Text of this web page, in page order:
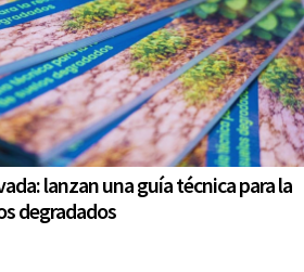
lanzan una guía técnica para la
degradados